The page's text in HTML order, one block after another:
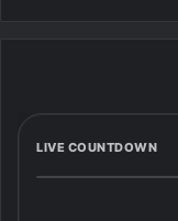
LIVE COUNTDOWN